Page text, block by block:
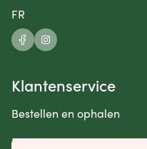
FR
Klantenservice
Bestellen en ophalen
Retourneren en garantie